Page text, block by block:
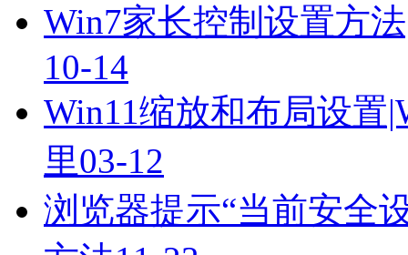
Win7家长控制设置方
10-14
Win11缩放和布局设置
里03-12
浏览器提示“当前安全